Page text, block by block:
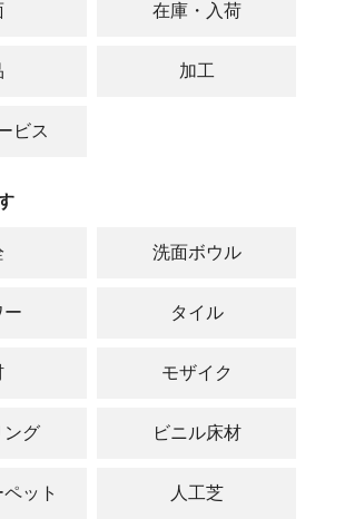
在庫・入荷
加工
ビス
洗面ボウル
ー タイル
モザイク
ング ビニル床材
ット 人工芝